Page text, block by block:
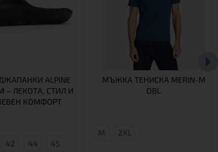
ALPINE
– ЛЕКОТА, СТИЛ И
КОМФОРТ
42 44 45
МЪЖКА ТЕНИСКА MERIN-M
DBL
M 2XL